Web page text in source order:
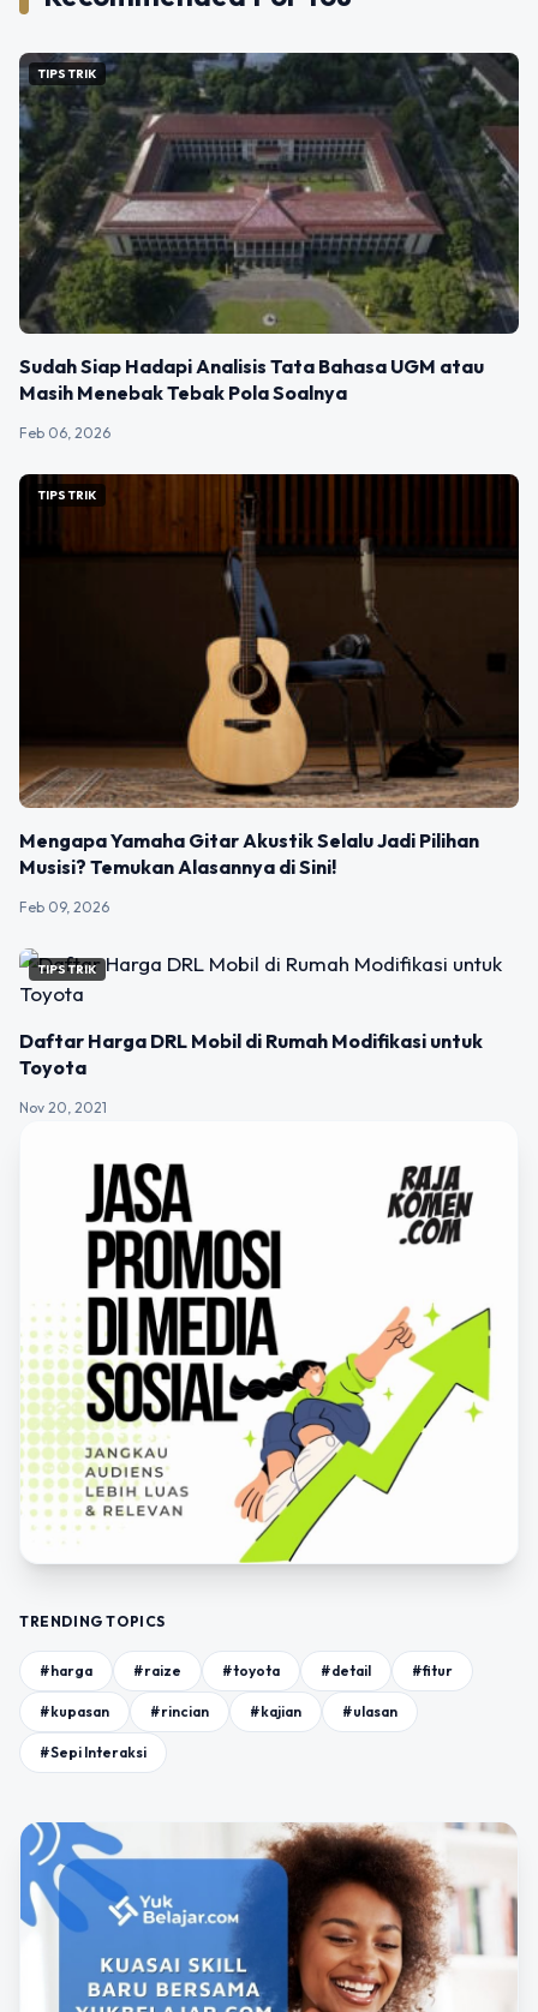
TIPS TRIK
Sudah Siap Hadapi Analisis Tata Bahasa UGM atau
Masih Menebak Tebak Pola Soalnya
Feb 06, 2026
TIPS TRIK
Mengapa Yamaha Gitar Akustik Selalu Jadi Pilihan
Musisi? Temukan Alasannya di Sini!
Feb 09, 2026
TIPS TRIK
Daftar Harga DRL Mobil di Rumah Modifikasi untuk
Toyota
Nov 20, 2021
TRENDING TOPICS
#harga #raize #toyota #detail #fitur
#kupasan #rincian #kajian #ulasan
#Sepi Interaksi